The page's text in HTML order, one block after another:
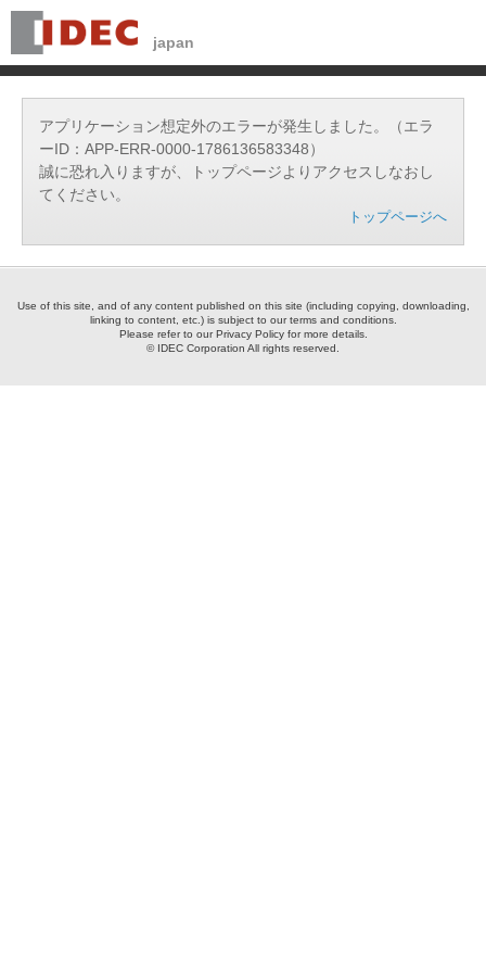
アプリケーション想定外のエラーが発生しました。（エラ
ーID：APP-ERR-0000-1786136583348）
誠に恐れ入りますが、トップページよりアクセスしなおし
てください。
トップページへ
Use of this site, and of any content published on this site (including copying, downloading,
linking to content, etc.) is subject to our terms and conditions.
Please refer to our Privacy Policy for more details.
© IDEC Corporation All rights reserved.